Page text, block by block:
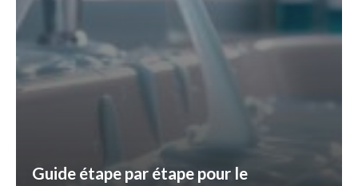
Guide étape par étape pour le